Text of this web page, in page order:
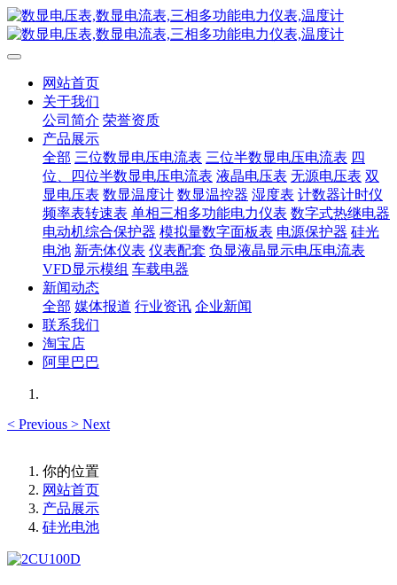
网站首页
关于我们
公司简介 荣誉资质
产品展示
全部 三位数显电压电流表 三位半数显电压电流表 四
位、四位半数显电压电流表 液晶电压表 无源电压表 双
显电压表 数显温度计 数显温控器 湿度表 计数器计时仪
频率表转速表 单相三相多功能电力仪表 数字式热继电器
电动机综合保护器 模拟量数字面板表 电源保护器 硅光
电池 新壳体仪表 仪表配套 负显液晶显示电压电流表
VFD显示模组 车载电器
新闻动态
全部 媒体报道 行业资讯 企业新闻
联系我们
淘宝店
阿里巴巴
< Previous > Next
你的位置
网站首页
产品展示
硅光电池